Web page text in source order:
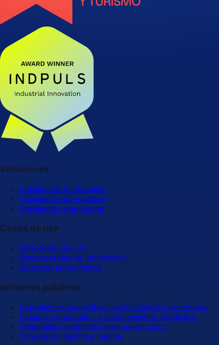
Soluciones
Inteligencia tecnológica
Inteligencia competitiva
Inteligencia regulatoria
Casos de uso
Directores de I+D
Responsables de innovación
Analistas tecnológicos
Informes públicos
Ingredientes sostenibles: reformulación alimentaria
Equipos conectados y mantenimiento predictivo
Materiales sostenibles para automoción
Propulsión eléctrica marina